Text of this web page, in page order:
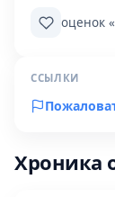
оценок
ССЫЛКИ
Хроника